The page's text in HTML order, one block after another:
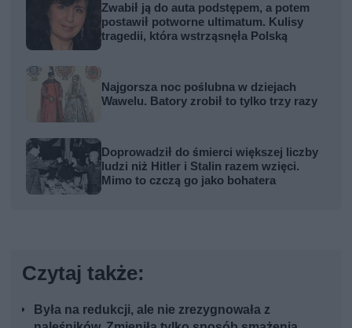
Zwabił ją do auta podstępem, a potem
postawił potworne ultimatum. Kulisy
tragedii, która wstrząsnęła Polską
Najgorsza noc poślubna w dziejach
Wawelu. Batory zrobił to tylko trzy razy
Doprowadził do śmierci większej liczby
ludzi niż Hitler i Stalin razem wzięci.
Mimo to czczą go jako bohatera
Czytaj także:
Była na redukcji, ale nie zrezygnowała z